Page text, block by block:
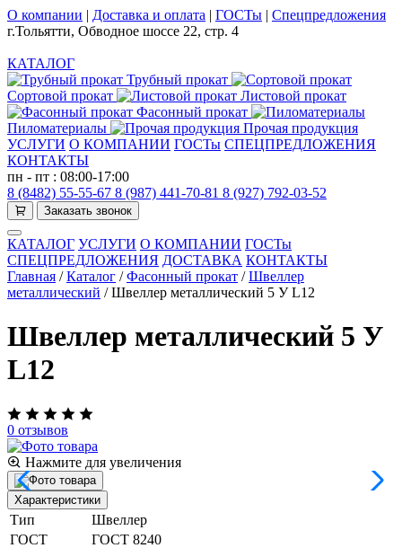
О компании | Доставка и оплата | ГОСТы | Спецпредложения
г.Тольятти, Обводное шоссе 22, стр. 4
КАТАЛОГ
Трубный прокат
Сортовой прокат
Листовой прокат
Фасонный прокат
Пиломатериалы
Прочая продукция
УСЛУГИ О КОМПАНИИ ГОСТы СПЕЦПРЕДЛОЖЕНИЯ
КОНТАКТЫ
пн - пт : 08:00-17:00
8 (8482) 55-55-67 8 (987) 441-70-81 8 (927) 792-03-52
Заказать звонок
КАТАЛОГ УСЛУГИ О КОМПАНИИ ГОСТы
СПЕЦПРЕДЛОЖЕНИЯ ДОСТАВКА КОНТАКТЫ
Главная / Каталог / Фасонный прокат / Швеллер
металлический / Швеллер металлический 5 У L12
Швеллер металлический 5 У
L12
0 отзывов
Нажмите для увеличения
Характеристики
Тип
Швеллер
ГОСТ
ГОСТ 8240